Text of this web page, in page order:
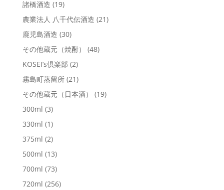
諸橋酒造 (19)
農業法人 八千代伝酒造 (21)
鹿児島酒造 (30)
その他蔵元（焼酎）
(48)
KOSEI’s倶楽部 (2)
霧島町蒸留所 (21)
その他蔵元（日本酒）
(19)
300ml (3)
330ml (1)
375ml (2)
500ml (13)
700ml (73)
720ml (256)